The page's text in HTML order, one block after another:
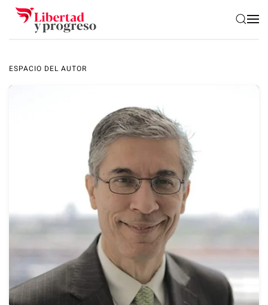
Skip to main content
ESPACIO DEL AUTOR